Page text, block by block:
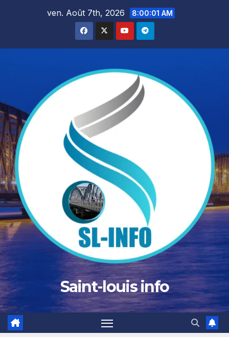
ven. Août 7th, 2026 8:00:02 AM
Saint-louis info